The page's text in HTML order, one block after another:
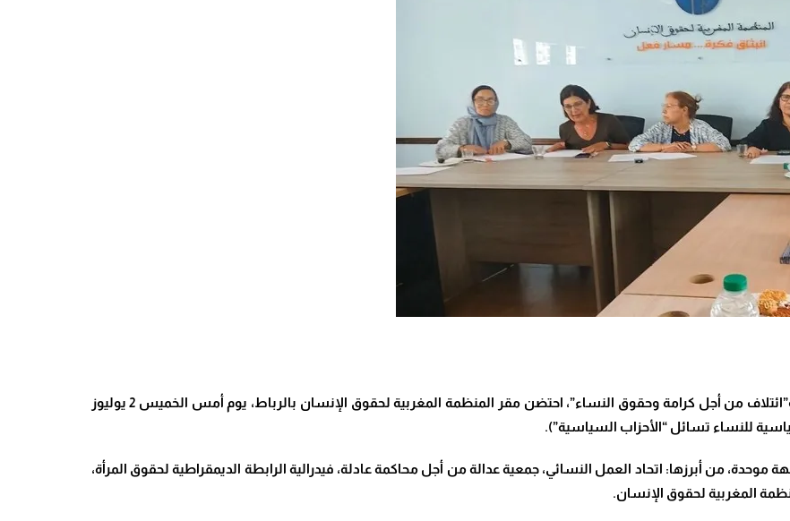
بدعوة مشتركة من “ائتلاف 190 لمناهضة العنف” و”ائتلاف من أجل كرامة وحقوق النساء”، احتضن مقر المنظمة المغربية لحقوق الإنسان بالرباط، يوم أمس الخميس 2 يوليوز
.
من أبرزها: اتحاد العمل النسائي، جمعية عدالة من أجل محاكمة عادلة، فيدرالية الرابطة الديمقراطية لحقوق المرأة،
المغربية لحقوق الإنسان.